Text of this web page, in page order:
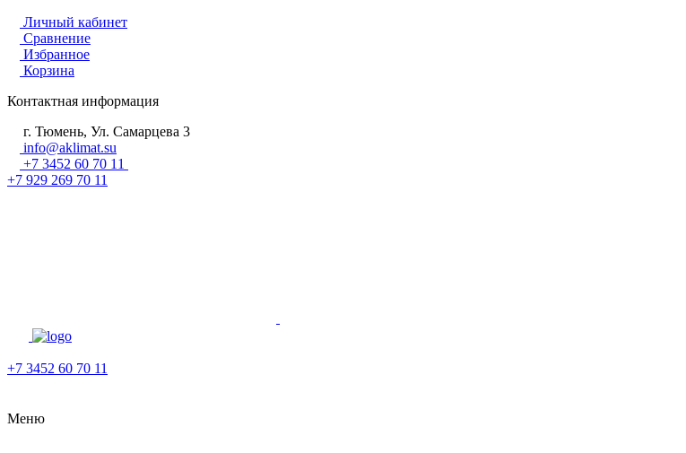
Личный кабинет
Сравнение
Избранное
Корзина
Контактная информация
г. Тюмень, Ул. Самарцева 3
info@aklimat.su
+7 3452 60 70 11
+7 929 269 70 11
+7 3452 60 70 11
Меню